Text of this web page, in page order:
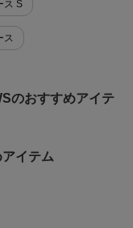
ス S
ス
のおすすめアイテ
イテム